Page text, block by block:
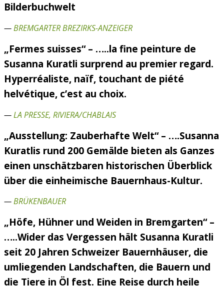
Bilderbuchwelt
—BREMGARTER BREZIRKS-ANZEIGER
„Fermes suisses“ – …..la fine peinture de
Susanna Kuratli surprend au premier regard.
Hyperréaliste, naïf, touchant de piété
helvétique, c’est au choix.
—LA PRESSE, RIVIERA/CHABLAIS
„Ausstellung: Zauberhafte Welt“ – ….Susanna
Kuratlis rund 200 Gemälde bieten als Ganzes
einen unschätzbaren historischen Überblick
über die einheimische Bauernhaus-Kultur.
—BRÜKENBAUER
„Höfe, Hühner und Weiden in Bremgarten“ –
…..Wider das Vergessen hält Susanna Kuratli
seit 20 Jahren Schweizer Bauernhäuser, die
umliegenden Landschaften, die Bauern und
die Tiere in Öl fest. Eine Reise durch heile